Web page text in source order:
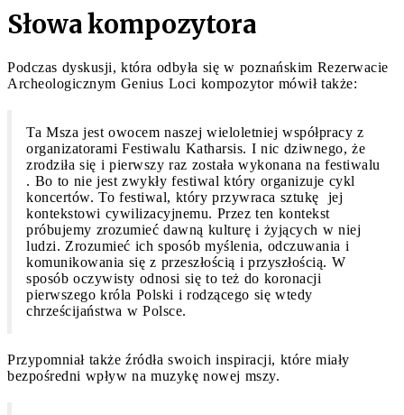
Słowa kompozytora
Podczas dyskusji, która odbyła się w poznańskim Rezerwacie
Archeologicznym Genius Loci kompozytor mówił także:
Ta Msza jest owocem naszej wieloletniej współpracy z
organizatorami Festiwalu Katharsis. I nic dziwnego, że
zrodziła się i pierwszy raz została wykonana na festiwalu
. Bo to nie jest zwykły festiwal który organizuje cykl
koncertów. To festiwal, który przywraca sztukę jej
kontekstowi cywilizacyjnemu. Przez ten kontekst
próbujemy zrozumieć dawną kulturę i żyjących w niej
ludzi. Zrozumieć ich sposób myślenia, odczuwania i
komunikowania się z przeszłością i przyszłością. W
sposób oczywisty odnosi się to też do koronacji
pierwszego króla Polski i rodzącego się wtedy
chrześcijaństwa w Polsce.
Przypomniał także źródła swoich inspiracji, które miały
bezpośredni wpływ na muzykę nowej mszy.